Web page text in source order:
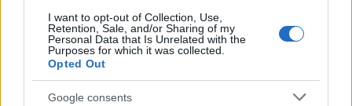
I want to opt-out of Collection, Use,
Retention, Sale, and/or Sharing of my
Personal Data that Is Unrelated with the
Purposes for which it was collected.
Opted Out
Google consents